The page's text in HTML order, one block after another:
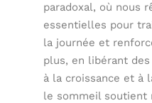
paradoxal, où nous
essentielles pour
la journée et
plus, en libérant
à la croissance et à
le sommeil soutient